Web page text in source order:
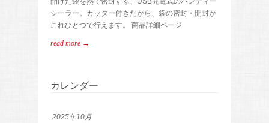
シーラー。カッター付きだから、袋の密封・開封が
これひとつで行えます。 商品詳細ページ
read more →
カレンダー
2025年10月